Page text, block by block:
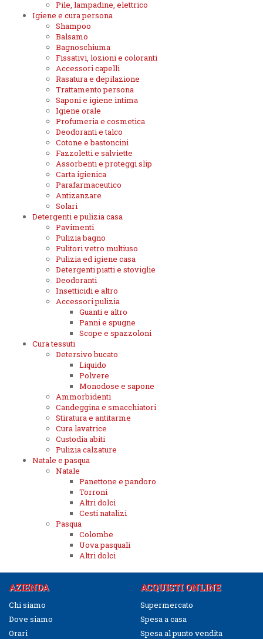
Pile, lampadine, elettrico
Igiene e cura persona
Shampoo
Balsamo
Bagnoschiuma
Fissativi, lozioni e coloranti
Accessori capelli
Rasatura e depilazione
Trattamento persona
Saponi e igiene intima
Igiene orale
Profumeria e cosmetica
Deodoranti e talco
Cotone e bastoncini
Fazzoletti e salviette
Assorbenti e proteggi slip
Carta igienica
Parafarmaceutico
Antizanzare
Solari
Detergenti e pulizia casa
Pavimenti
Pulizia bagno
Pulitori vetro multiuso
Pulizia ed igiene casa
Detergenti piatti e stoviglie
Deodoranti
Insetticidi e altro
Accessori pulizia
Guanti e altro
Panni e spugne
Scope e spazzoloni
Cura tessuti
Detersivo bucato
Liquido
Polvere
Monodose e sapone
Ammorbidenti
Candeggina e smacchiatori
Stiratura e antitarme
Cura lavatrice
Custodia abiti
Pulizia calzature
Natale e pasqua
Natale
Panettone e pandoro
Torroni
Altri dolci
Cesti natalizi
Pasqua
Colombe
Uova pasquali
Altri dolci
AZIENDA
Chi siamo
Dove siamo
Orari
ACQUISTI ONLINE
Supermercato
Spesa a casa
Spesa al punto vendita